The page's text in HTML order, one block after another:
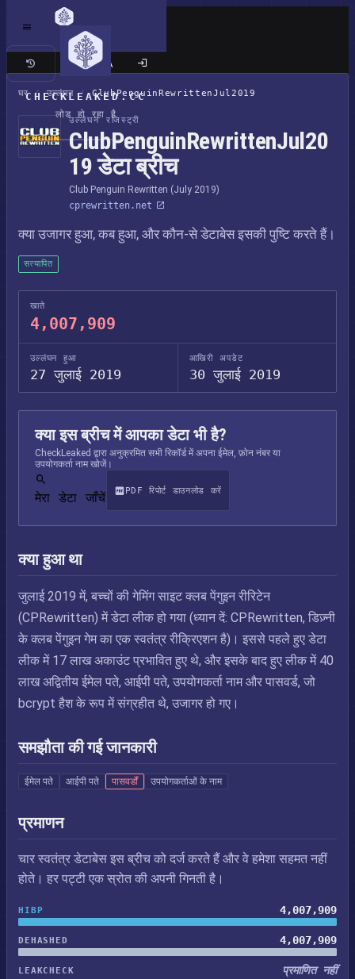
CHECKLEAKED.CC
लोड हो रहा है
क्लासिक साइट
घर / उल्लंघन / ClubPenguinRewrittenJul2019
उल्लंघन रजिस्ट्री
ClubPenguinRewrittenJul20
19 डेटा ब्रीच
Club Penguin Rewritten (July 2019)
cprewritten.net
क्या उजागर हुआ, कब हुआ, और कौन-से डेटाबेस इसकी पुष्टि करते हैं।
सत्यापित
खाते
4,007,909
उल्लंघन हुआ
27 जुलाई 2019
आखिरी अपडेट
30 जुलाई 2019
क्या इस ब्रीच में आपका डेटा भी है?
CheckLeaked द्वारा अनुक्रमित सभी रिकॉर्ड में अपना ईमेल, फ़ोन नंबर या
उपयोगकर्ता नाम खोजें।
मेरा डेटा जाँचें PDF रिपोर्ट डाउनलोड करें
क्या हुआ था
जुलाई 2019 में, बच्चों की गेमिंग साइट क्लब पेंगुइन रीरिटेन
(CPRewritten) में डेटा लीक हो गया (ध्यान दें: CPRewritten, डिज़्नी
के क्लब पेंगुइन गेम का एक स्वतंत्र रीक्रिएशन है)। इससे पहले हुए डेटा
लीक में 17 लाख अकाउंट प्रभावित हुए थे, और इसके बाद हुए लीक में 40
लाख अद्वितीय ईमेल पते, आईपी पते, उपयोगकर्ता नाम और पासवर्ड, जो
bcrypt हैश के रूप में संग्रहीत थे, उजागर हो गए।
समझौता की गई जानकारी
ईमेल पते आईपी पते पासवर्डों उपयोगकर्ताओं के नाम
प्रमाणन
चार स्वतंत्र डेटाबेस इस ब्रीच को दर्ज करते हैं और वे हमेशा सहमत नहीं
होते। हर पट्टी एक स्रोत की अपनी गिनती है।
HIBP 4,007,909
DEHASHED 4,007,909
LEAKCHECK प्रमाणित नहीं